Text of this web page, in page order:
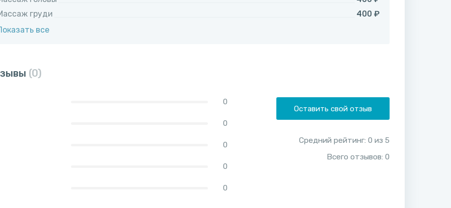
груди
400 ₽
все
(0)
0
0
0
0
0
Оставить свой отзыв
Средний рейтинг: 0 из 5
Всего отзывов: 0